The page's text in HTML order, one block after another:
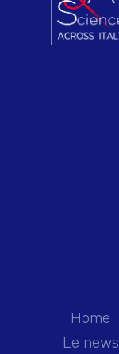
Home
Le news